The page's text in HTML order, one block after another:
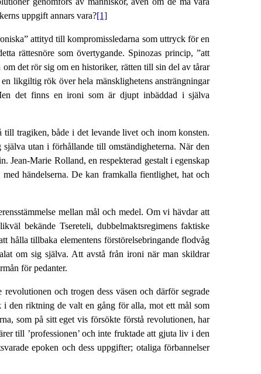
uppgift annars vara?[1]
attityd till kompromissledarna som uttryck för en
rättesnöre som övertygande. Spinozas princip, ”att
det rör sig om en historiker, rätten till sin del av tårar
likgiltig rök över hela mänsklighetens ansträngningar
det finns en ironi som är djupt inbäddad i själva
tragiken, både i det levande livet och inom konsten.
utan i förhållande till omständigheterna. När den
Jean-Marie Rolland, en respekterad gestalt i egenskap
händelserna. De kan framkalla fientlighet, hat och
mellan mål och medel. Om vi hävdar att
bekände Tsereteli, dubbelmaktsregimens faktiske
hålla tillbaka elementens förstörelsebringande flodvåg
om sig själva. Att avstå från ironi när man skildrar
för pedanter.
och trogen dess väsen och därför segrade
den riktning de valt en gång för alla, mot ett mål som
som på sitt eget vis försökte förstå revolutionen, har
till ’professionen’ och inte fruktade att gjuta liv i den
epoken och dess uppgifter; otaliga förbannelser